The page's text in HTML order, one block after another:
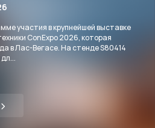
участия в крупнейшей выставке
ConExpo 2026, которая
в Лас-Вегасе. На стенде S80414